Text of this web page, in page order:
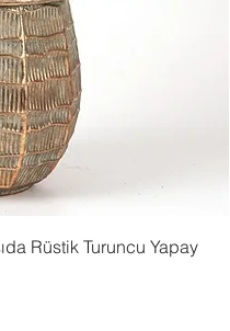
Rüstik Turuncu Yapay